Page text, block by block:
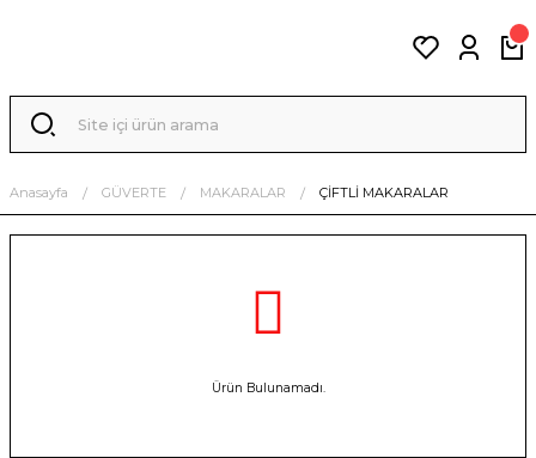
Anasayfa GÜVERTE MAKARALAR ÇİFTLİ MAKARALAR
Ürün Bulunamadı.